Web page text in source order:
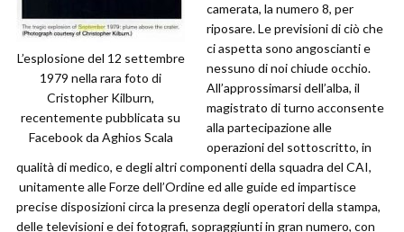
L’esplosione del 12 settembre
1979 nella rara foto di
Cristopher Kilburn,
recentemente pubblicata su
Facebook da Aghios Scala
camerata, la numero 8, per
riposare. Le previsioni di ciò che
ci aspetta sono angoscianti e
nessuno di noi chiude occhio.
All’approssimarsi dell’alba, il
magistrato di turno acconsente
alla partecipazione alle
operazioni del sottoscritto, in
qualità di medico, e degli altri componenti della squadra del CAI,
unitamente alle Forze dell’Ordine ed alle guide ed impartisce
precise disposizioni circa la presenza degli operatori della stampa,
delle televisioni e dei fotografi, sopraggiunti in gran numero, con